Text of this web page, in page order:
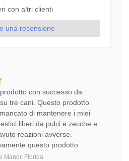
con altri clienti
una recensione
con successo da
tre cani. Questo prodotto
di mantenere i miei
liberi da pulci e zecche e
reazioni avverse.
questo prodotto
Manor, Florida